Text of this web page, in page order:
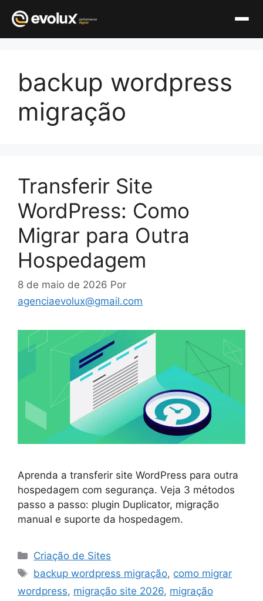
conteúdo
backup wordpress
migração
Transferir Site
WordPress: Como
Migrar para Outra
Hospedagem
8 de maio de 2026 Por
agenciaevolux@gmail.com
Aprenda a transferir site WordPress para outra
hospedagem com segurança. Veja 3 métodos
passo a passo: plugin Duplicator, migração
manual e suporte da hospedagem.
Categorias
Criação de Sites
Tags
backup wordpress migração, como migrar
wordpress, migração site 2026, migração